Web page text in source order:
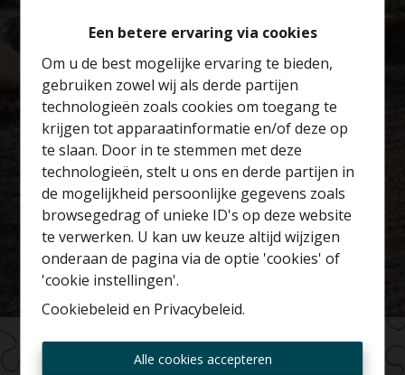
Een betere ervaring via cookies
Om u de best mogelijke ervaring te bieden,
gebruiken zowel wij als derde partijen
technologieën zoals cookies om toegang te
krijgen tot apparaatinformatie en/of deze op
te slaan. Door in te stemmen met deze
technologieën, stelt u ons en derde partijen in
de mogelijkheid persoonlijke gegevens zoals
browsegedrag of unieke ID's op deze website
te verwerken. U kan uw keuze altijd wijzigen
onderaan de pagina via de optie 'cookies' of
'cookie instellingen'.
Cookiebeleid en Privacybeleid.
Alle cookies accepteren
Benieuwd naar de
waarde van je huis?
Gratis schatting
Altijd als eerste op de
hoogte zijn van nieuwe